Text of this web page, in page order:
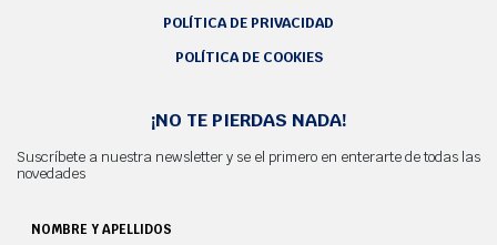
POLÍTICA DE PRIVACIDAD
POLÍTICA DE COOKIES
¡NO TE PIERDAS NADA!
Suscríbete a nuestra newsletter y se el primero en enterarte de todas las
novedades
NOMBRE Y APELLIDOS